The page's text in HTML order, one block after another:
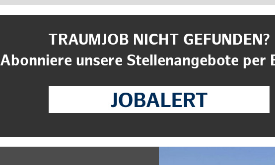
TRAUMJOB NICHT GEFUNDEN?
Abonniere unsere Stellenangebote per